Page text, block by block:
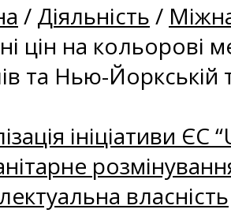
/ Діяльність /
цін на кольорові
та Нью-Йоркській
ініціативи ЄС
власність